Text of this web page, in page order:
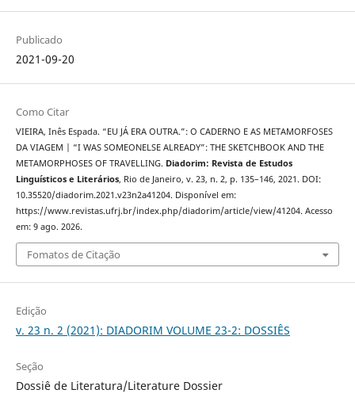
Publicado
2021-09-20
Como Citar
VIEIRA, Inês Espada. “EU JÁ ERA OUTRA.”: O CADERNO E AS METAMORFOSES
DA VIAGEM | “I WAS SOMEONELSE ALREADY”: THE SKETCHBOOK AND THE
METAMORPHOSES OF TRAVELLING. Diadorim: Revista de Estudos
Linguísticos e Literários, Rio de Janeiro, v. 23, n. 2, p. 135–146, 2021. DOI:
10.35520/diadorim.2021.v23n2a41204. Disponível em:
https://www.revistas.ufrj.br/index.php/diadorim/article/view/41204. Acesso
em: 9 ago. 2026.
Fomatos de Citação
Edição
v. 23 n. 2 (2021): DIADORIM VOLUME 23-2: DOSSIÊS
Seção
Dossiê de Literatura/Literature Dossier